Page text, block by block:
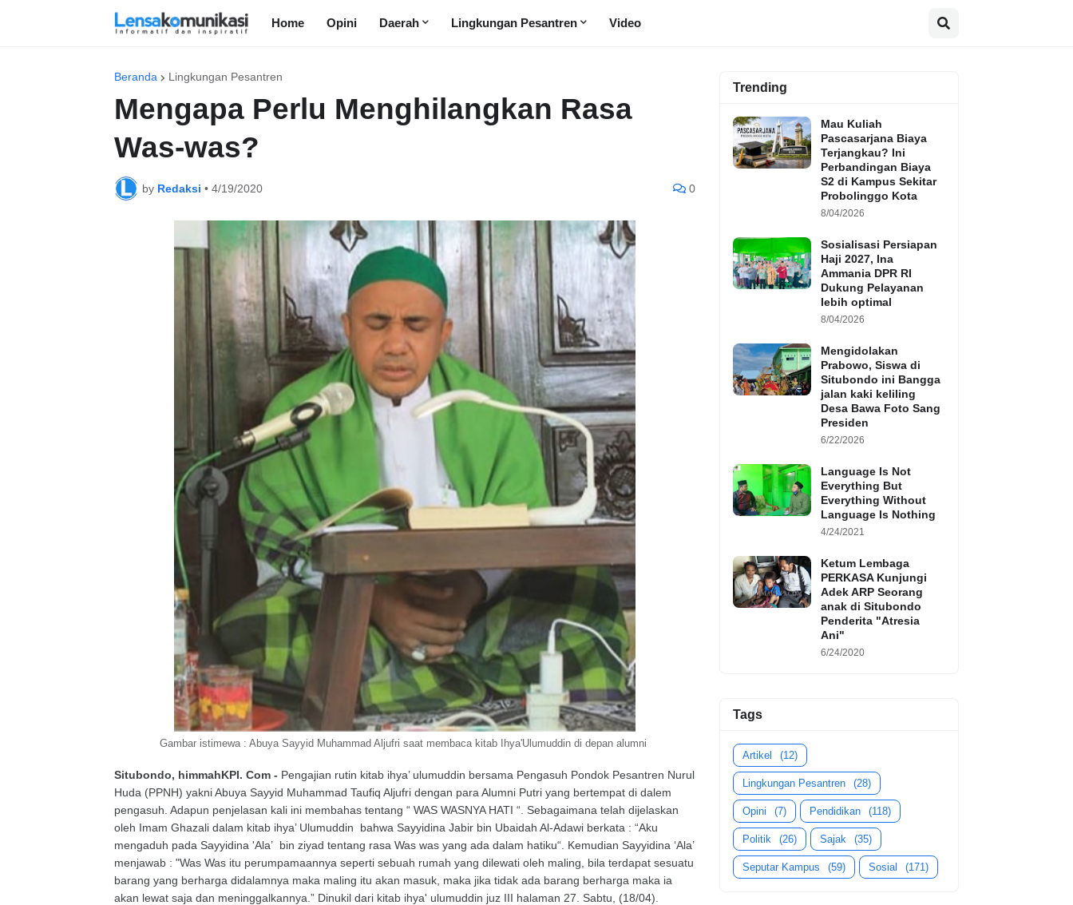
Home Opini Daerah Lingkungan Pesantren Video
Beranda Lingkungan Pesantren
Mengapa Perlu Menghilangkan Rasa
Was-was?
by Redaksi • 4/19/2020 0
Gambar istimewa : Abuya Sayyid Muhammad Aljufri saat membaca kitab Ihya'Ulumuddin di depan alumni
Situbondo, himmahKPI. Com - Pengajian rutin kitab ihya’ ulumuddin bersama Pengasuh Pondok Pesantren Nurul
Huda (PPNH) yakni Abuya Sayyid Muhammad Taufiq Aljufri dengan para Alumni Putri yang bertempat di dalem
pengasuh. Adapun penjelasan kali ini membahas tentang “ WAS WASNYA HATI “. Sebagaimana telah dijelaskan
oleh Imam Ghazali dalam kitab ihya’ Ulumuddin bahwa Sayyidina Jabir bin Ubaidah Al-Adawi berkata : “Aku
mengaduh pada Sayyidina 'Ala’ bin ziyad tentang rasa Was was yang ada dalam hatiku“. Kemudian Sayyidina ‘Ala’
menjawab : "Was Was itu perumpamaannya seperti sebuah rumah yang dilewati oleh maling, bila terdapat sesuatu
barang yang berharga didalamnya maka maling itu akan masuk, maka jika tidak ada barang berharga maka ia
akan lewat saja dan meninggalkannya.” Dinukil dari kitab ihya' ulumuddin juz III halaman 27. Sabtu, (18/04).
Trending
Mau Kuliah
Pascasarjana Biaya
Terjangkau? Ini
Perbandingan Biaya
S2 di Kampus Sekitar
Probolinggo Kota
8/04/2026
Sosialisasi Persiapan
Haji 2027, Ina
Ammania DPR RI
Dukung Pelayanan
lebih optimal
8/04/2026
Mengidolakan
Prabowo, Siswa di
Situbondo ini Bangga
jalan kaki keliling
Desa Bawa Foto Sang
Presiden
6/22/2026
Language Is Not
Everything But
Everything Without
Language Is Nothing
4/24/2021
Ketum Lembaga
PERKASA Kunjungi
Adek ARP Seorang
anak di Situbondo
Penderita "Atresia
Ani"
6/24/2020
Tags
Artikel (12)
Lingkungan Pesantren (28)
Opini (7) Pendidikan (118)
Politik (26) Sajak (35)
Seputar Kampus (59) Sosial (171)